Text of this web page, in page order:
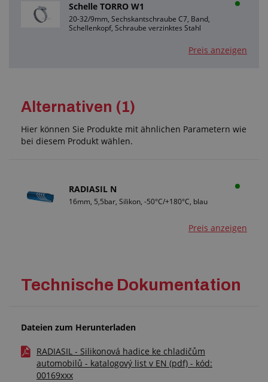
Schelle TORRO W1
20-32/9mm, Sechskantschraube C7, Band,
Schellenkopf, Schraube verzinktes Stahl
Preis anzeigen
Alternativen (1)
Hier können Sie Produkte mit ähnlichen Parametern wie
bei diesem Produkt wählen.
RADIASIL N
16mm, 5,5bar, Silikon, -50°C/+180°C, blau
Preis anzeigen
Technische Dokumentation
Dateien zum Herunterladen
RADIASIL - Silikonová hadice ke chladičům
automobilů - katalogový list v EN (pdf) - kód:
00169xxx